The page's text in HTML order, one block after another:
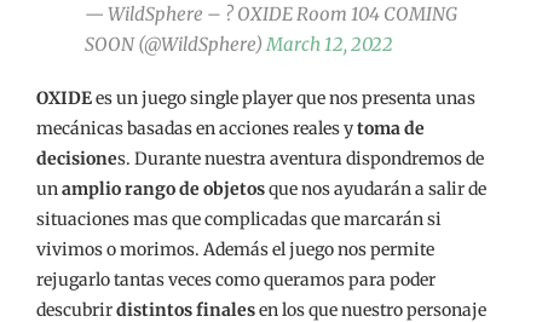
— WildSphere – ? OXIDE Room 104 COMING
SOON (@WildSphere) March 12, 2022
OXIDEes un juego single player que nos presenta unas
mecánicas basadas en acciones reales ytoma de
decisiones. Durante nuestra aventura dispondremos de
unamplio rango de objetosque nos ayudarán a salir de
situaciones mas que complicadas que marcarán si
vivimos o morimos. Además el juego nos permite
rejugarlo tantas veces como queramos para poder
descubrirdistintos finalesen los que nuestro personaje